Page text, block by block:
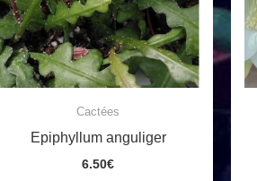
Cactées
Epiphyllum anguliger
6.50€